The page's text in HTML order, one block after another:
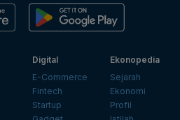
Digital
E-Commerce
Fintech
Startup
Ekonopedia
Sejarah
Ekonomi
Profil